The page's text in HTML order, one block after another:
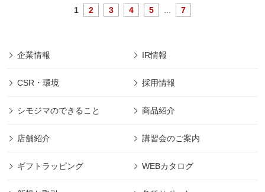
1 2 3 4 5 7
企業情報 IR情報
CSR・環境 採用情報
シモジマのできること 商品紹介
店舗紹介 講習会のご案内
ギフトラッピング WEBカタログ